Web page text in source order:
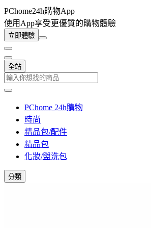
PChome24h購物App
使用App享受更優質的購物體驗
立即體驗
全站
PChome 24h購物
時尚
精品包/配件
精品包
化妝/盥洗包
分類